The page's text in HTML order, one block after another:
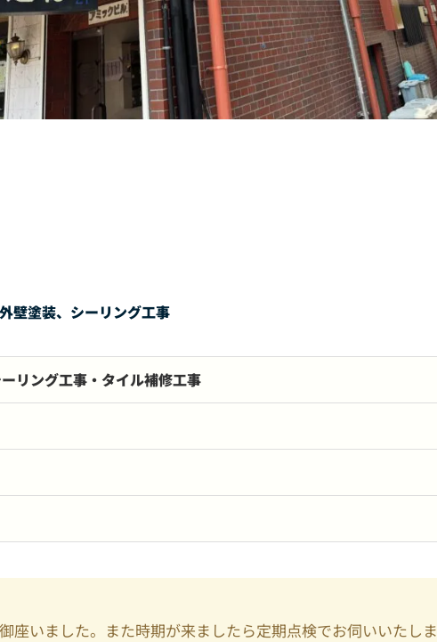
外壁塗装、シーリング工事
リング工事・タイル補修工事
座いました。また時期が来ましたら定期点検でお伺いいたし